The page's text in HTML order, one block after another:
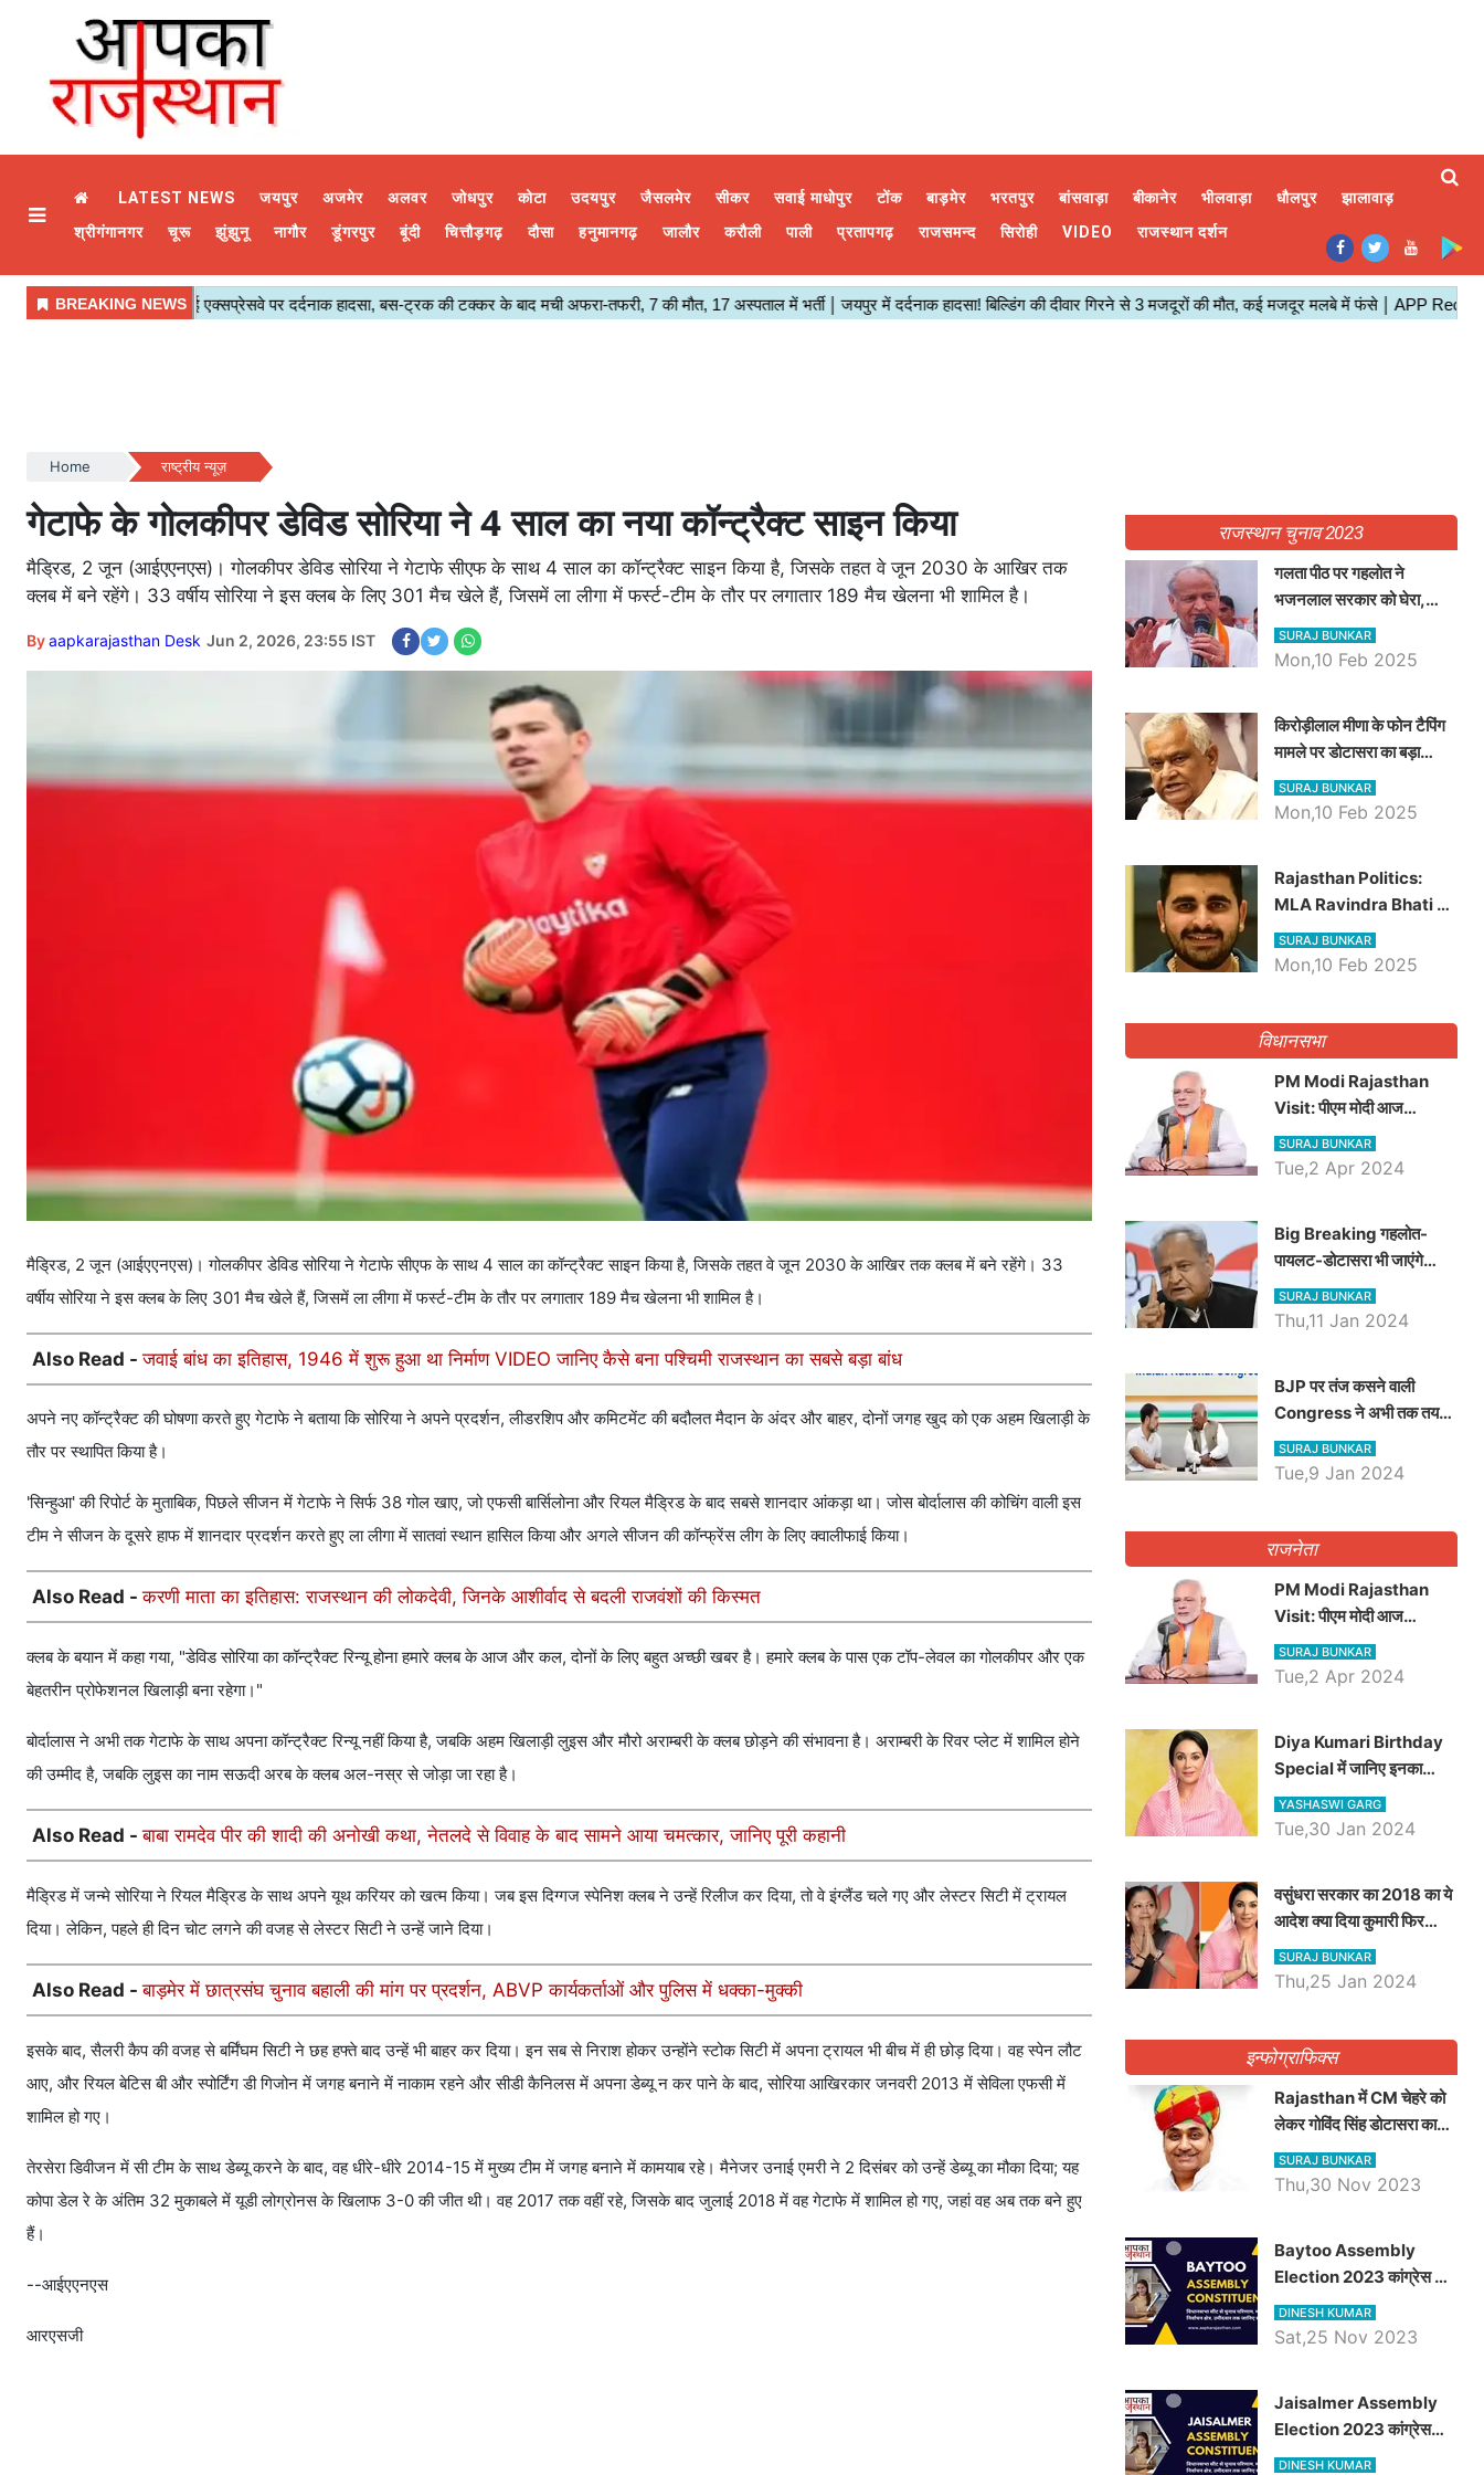
LATEST NEWS जयपुर अजमेर अलवर जोधपुर कोटा उदयपुर जैसलमेर सीकर सवाई माधोपुर टोंक बाड़मेर भरतपुर बांसवाड़ा बीकानेर भीलवाड़ा धौलपुर
झालावाड़
श्रीगंगानगर
चूरू झुंझुनू नागौर डूंगरपुर बूंदी चित्तौड़गढ़ दौसा हनुमानगढ़ जालौर करौली पाली प्रतापगढ़ राजसमन्द सिरोही VIDEO राजस्थान दर्शन
Home राष्ट्रीय न्यूज़
गेटाफे के गोलकीपर डेविड सोरिया ने 4 साल का नया कॉन्ट्रैक्ट साइन किया
मैड्रिड, 2 जून (आईएएनएस)। गोलकीपर डेविड सोरिया ने गेटाफे सीएफ के साथ 4 साल का कॉन्ट्रैक्ट साइन किया है, जिसके तहत वे जून 2030 के आखिर तक
क्लब में बने रहेंगे। 33 वर्षीय सोरिया ने इस क्लब के लिए 301 मैच खेले हैं, जिसमें ला लीगा में फर्स्ट-टीम के तौर पर लगातार 189 मैच खेलना भी शामिल है।
Byaapkarajasthan Desk Jun 2, 2026, 23:55 IST
मैड्रिड, 2 जून (आईएएनएस)। गोलकीपर डेविड सोरिया ने गेटाफे सीएफ के साथ 4 साल का कॉन्ट्रैक्ट साइन किया है, जिसके तहत वे जून 2030 के आखिर तक क्लब में बने रहेंगे। 33
वर्षीय सोरिया ने इस क्लब के लिए 301 मैच खेले हैं, जिसमें ला लीगा में फर्स्ट-टीम के तौर पर लगातार 189 मैच खेलना भी शामिल है।
Also Read -जवाई बांध का इतिहास, 1946 में शुरू हुआ था निर्माण VIDEO जानिए कैसे बना पश्चिमी राजस्थान का सबसे बड़ा बांध
अपने नए कॉन्ट्रैक्ट की घोषणा करते हुए गेटाफे ने बताया कि सोरिया ने अपने प्रदर्शन, लीडरशिप और कमिटमेंट की बदौलत मैदान के अंदर और बाहर, दोनों जगह खुद को एक अहम खिलाड़ी के
तौर पर स्थापित किया है।
'सिन्हुआ' की रिपोर्ट के मुताबिक, पिछले सीजन में गेटाफे ने सिर्फ 38 गोल खाए, जो एफसी बार्सिलोना और रियल मैड्रिड के बाद सबसे शानदार आंकड़ा था। जोस बोर्दालास की कोचिंग वाली इस
टीम ने सीजन के दूसरे हाफ में शानदार प्रदर्शन करते हुए ला लीगा में सातवां स्थान हासिल किया और अगले सीजन की कॉन्फ्रेंस लीग के लिए क्वालीफाई किया।
Also Read -करणी माता का इतिहास: राजस्थान की लोकदेवी, जिनके आशीर्वाद से बदली राजवंशों की किस्मत
क्लब के बयान में कहा गया, "डेविड सोरिया का कॉन्ट्रैक्ट रिन्यू होना हमारे क्लब के आज और कल, दोनों के लिए बहुत अच्छी खबर है। हमारे क्लब के पास एक टॉप-लेवल का गोलकीपर और एक
बेहतरीन प्रोफेशनल खिलाड़ी बना रहेगा।"
बोर्दालास ने अभी तक गेटाफे के साथ अपना कॉन्ट्रैक्ट रिन्यू नहीं किया है, जबकि अहम खिलाड़ी लुइस और मौरो अराम्बरी के क्लब छोड़ने की संभावना है। अराम्बरी के रिवर प्लेट में शामिल होने
की उम्मीद है, जबकि लुइस का नाम सऊदी अरब के क्लब अल-नस्र से जोड़ा जा रहा है।
Also Read -बाबा रामदेव पीर की शादी की अनोखी कथा, नेतलदे से विवाह के बाद सामने आया चमत्कार, जानिए पूरी कहानी
मैड्रिड में जन्मे सोरिया ने रियल मैड्रिड के साथ अपने यूथ करियर को खत्म किया। जब इस दिग्गज स्पेनिश क्लब ने उन्हें रिलीज कर दिया, तो वे इंग्लैंड चले गए और लेस्टर सिटी में ट्रायल
दिया। लेकिन, पहले ही दिन चोट लगने की वजह से लेस्टर सिटी ने उन्हें जाने दिया।
Also Read -बाड़मेर में छात्रसंघ चुनाव बहाली की मांग पर प्रदर्शन, ABVP कार्यकर्ताओं और पुलिस में धक्का-मुक्की
इसके बाद, सैलरी कैप की वजह से बर्मिंघम सिटी ने छह हफ्ते बाद उन्हें भी बाहर कर दिया। इन सब से निराश होकर उन्होंने स्टोक सिटी में अपना ट्रायल भी बीच में ही छोड़ दिया। वह स्पेन लौट
आए, और रियल बेटिस बी और स्पोर्टिंग डी गिजोन में जगह बनाने में नाकाम रहने और सीडी कैनिलस में अपना डेब्यू न कर पाने के बाद, सोरिया आखिरकार जनवरी 2013 में सेविला एफसी में
शामिल हो गए।
तेरसेरा डिवीजन में सी टीम के साथ डेब्यू करने के बाद, वह धीरे-धीरे 2014-15 में मुख्य टीम में जगह बनाने में कामयाब रहे। मैनेजर उनाई एमरी ने 2 दिसंबर को उन्हें डेब्यू का मौका दिया; यह
कोपा डेल रे के अंतिम 32 मुकाबले में यूडी लोग्रोनस के खिलाफ 3-0 की जीत थी। वह 2017 तक वहीं रहे, जिसके बाद जुलाई 2018 में वह गेटाफे में शामिल हो गए, जहां वह अब तक बने हुए
हैं।
--आईएएनएस
आरएसजी
राजस्थान चुनाव 2023
गलता पीठ पर गहलोत ने
भजनलाल सरकार को घेरा,
Video में देखें अब तक बड़ी
खबरें
SURAJ BUNKAR
Mon,10 Feb 2025
किरोड़ीलाल मीणा के फोन टैपिंग
मामले पर डोटासरा का बड़ा
आरोप, वीडियो में देखें AZ बड़ी
खबरें
SURAJ BUNKAR
Mon,10 Feb 2025
Rajasthan Politics:
MLA Ravindra Bhati ने
प्रदेश की शिक्षा व्यवस्था पर
उठाए सवाल, Madan
SURAJ BUNKAR
Mon,10 Feb 2025
विधानसभा
PM Modi Rajasthan
Visit: पीएम मोदी आज
राजस्थान में कोटपूतली में करेंगे
विशाल रैली, एक सभा से 8 सीटों
SURAJ BUNKAR
Tue,2 Apr 2024
Big Breaking गहलोत-
पायलट-डोटासरा भी जाएंगे
अयोध्या, करेंगे रामलला के दर्शन
SURAJ BUNKAR
Thu,11 Jan 2024
BJP पर तंज कसने वाली
Congress ने अभी तक तय
नहीं किया नेता प्रतिपक्ष, जानें
कौन होगा दावेदार
SURAJ BUNKAR
Tue,9 Jan 2024
राजनेता
PM Modi Rajasthan
Visit: पीएम मोदी आज
राजस्थान में कोटपूतली में करेंगे
विशाल रैली, एक सभा से 8 सीटों
SURAJ BUNKAR
Tue,2 Apr 2024
Diya Kumari Birthday
Special में जानिए इनका
राजकुमारी से राजस्थान की
डिप्टी सीएम बनने तक का सफर,
YASHASWI GARG
Tue,30 Jan 2024
वसुंधरा सरकार का 2018 का ये
आदेश क्या दिया कुमारी फिर
करेंगी लागू? कांग्रेस सरकार ने
किया था निरस्त
SURAJ BUNKAR
Thu,25 Jan 2024
इन्फोग्राफिक्स
Rajasthan में CM चेहरे को
लेकर गोविंद सिंह डोटासरा का
बड़ा बयान आया सामने, जानें
विचार
SURAJ BUNKAR
Thu,30 Nov 2023
Baytoo Assembly
Election 2023 कांग्रेस से
हरीश चौधरी तो बालाराम मुंड होंगे
भाजपा उम्मीदवार, जानिये बायतू
DINESH KUMAR
Sat,25 Nov 2023
​​​​​​​Jaisalmer Assembly
Election 2023 कांग्रेस
रूपा राम मेघवाल तो छोटु सिंह
DINESH KUMAR